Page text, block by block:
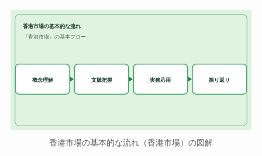
香港市場の基本的な流れ
『香港市場』の基本フロー
概念理解 文脈把握 実務応用 振り返り
香港市場の基本的な流れ（香港市場）の図解